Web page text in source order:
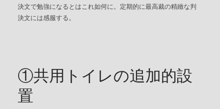
決文で勉強になるとはこれ如何に。定期的に最高裁の精緻な判
決文には感服する。
①共用トイレの追加的設
置